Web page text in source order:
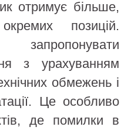
отримує більше,
позицій.
з урахуванням
обмежень і
Це особливо
де помилки в